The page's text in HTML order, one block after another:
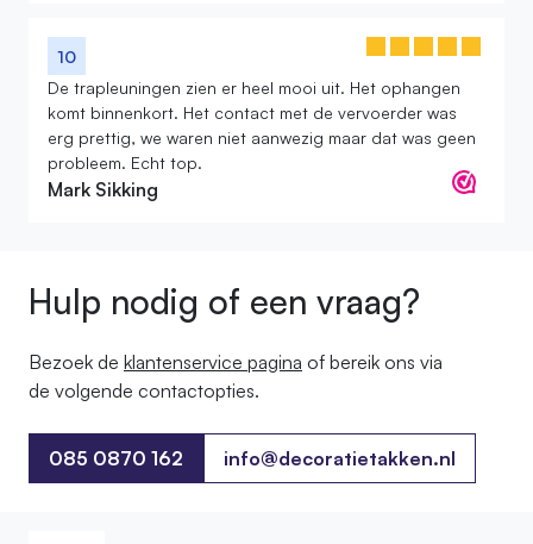
10
De trapleuningen zien er heel mooi uit. Het ophangen
komt binnenkort. Het contact met de vervoerder was
erg prettig, we waren niet aanwezig maar dat was geen
probleem. Echt top.
Mark Sikking
Hulp nodig of een vraag?
Bezoek de klantenservice pagina of bereik ons ​​via
de volgende contactopties.
085 0870 162
085 0870 162
info@decoratietakken.nl